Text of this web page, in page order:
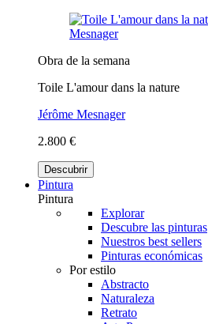
Obra de la semana
Toile L'amour dans la nature
Jérôme Mesnager
2.800 €
Descubrir
Pintura
Pintura
Explorar
Descubre las pinturas
Nuestros best sellers
Pinturas económicas
Por estilo
Abstracto
Naturaleza
Retrato